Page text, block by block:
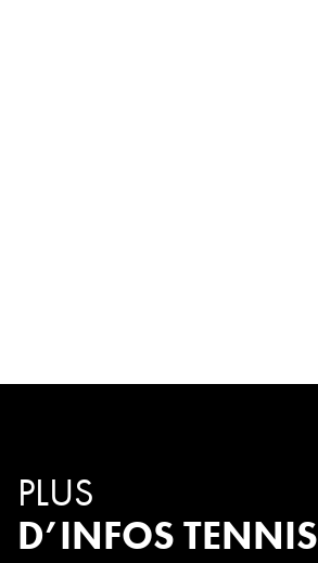
PLUS
D’INFOS TENNIS